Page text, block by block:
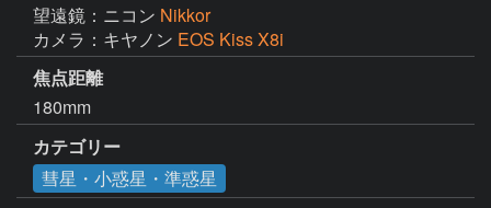
望遠鏡：ニコン Nikkor
カメラ：キヤノン EOS Kiss X8i
焦点距離
180mm
カテゴリー
彗星・小惑星・準惑星